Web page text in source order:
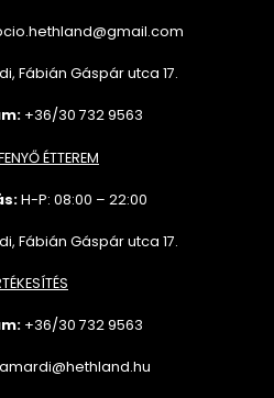
Fábián Gáspár utca 17.
+36/30 732 9563
ÉTTEREM
H-P: 08:00 – 22:00
Fábián Gáspár utca 17.
+36/30 7329563